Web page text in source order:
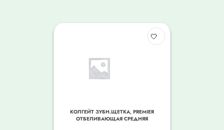
КОЛГЕЙТ ЗУБН.ЩЕТКА, PREMIER
ОТБЕЛИВАЮЩАЯ СРЕДНЯЯ